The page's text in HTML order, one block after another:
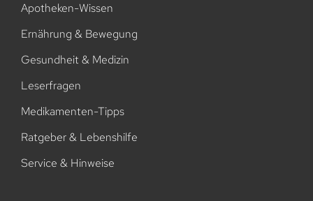
Apotheken-Wissen
Ernährung & Bewegung
Gesundheit & Medizin
Leserfragen
Medikamenten-Tipps
Ratgeber & Lebenshilfe
Service & Hinweise